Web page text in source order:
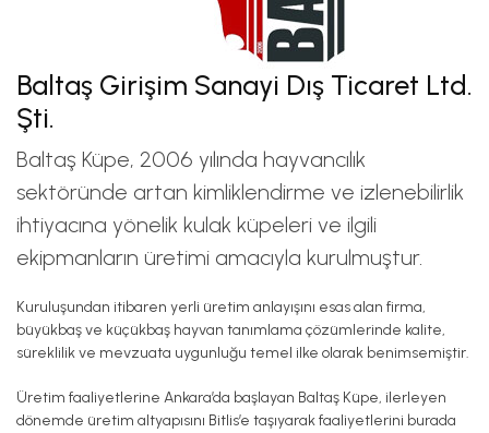
Baltaş Girişim Sanayi Dış Ticaret Ltd.
Şti.
Baltaş Küpe, 2006 yılında hayvancılık
sektöründe artan kimliklendirme ve izlenebilirlik
ihtiyacına yönelik kulak küpeleri ve ilgili
ekipmanların üretimi amacıyla kurulmuştur.
Kuruluşundan itibaren yerli üretim anlayışını esas alan firma,
büyükbaş ve küçükbaş hayvan tanımlama çözümlerinde kalite,
süreklilik ve mevzuata uygunluğu temel ilke olarak benimsemiştir.
Üretim faaliyetlerine Ankara’da başlayan Baltaş Küpe, ilerleyen
dönemde üretim altyapısını Bitlis’e taşıyarak faaliyetlerini burada